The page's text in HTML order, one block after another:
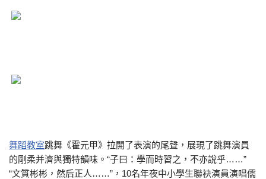
舞蹈教室跳舞《霍元甲》拉開了表演的尾聲，展現了跳舞演員
的剛柔并濟與獨特韻味。“子曰：學而時習之，不亦說乎……”
“文質彬彬，然后正人……”，10名年夜中小學生聯袂演員演唱儒